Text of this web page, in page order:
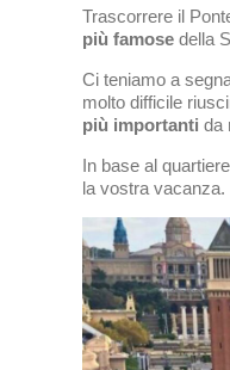
Trascorrere il
più famose della
Ci teniamo a
molto difficile
più importanti da
In base al
la vostra vacanza.